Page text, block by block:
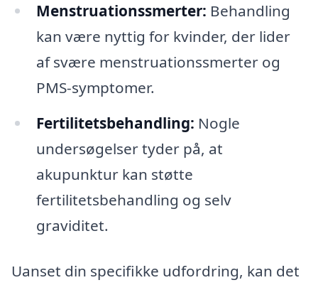
Menstruationssmerter: Behandling
kan være nyttig for kvinder, der lider
af svære menstruationssmerter og
PMS-symptomer.
Fertilitetsbehandling: Nogle
undersøgelser tyder på, at
akupunktur kan støtte
fertilitetsbehandling og selv
graviditet.
Uanset din specifikke udfordring, kan det